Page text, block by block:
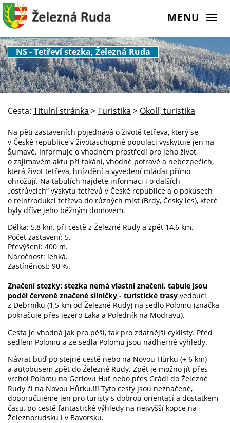
MENU
NS - Tetřeví stezka, Železná Ruda
Cesta: Titulní stránka >Turistika > Okolí, turistika
Na pěti zastaveních pojednává o životě tetřeva, který se
v České republice v životaschopné populaci vyskytuje jen na
Šumavě. Informuje o vhodném prostředí pro jeho život,
o zajímavém aktu při tokání, vhodné potravě a nebezpečích,
která život tetřeva, hnízdění a vyvedení mláďat přímo
ohrožují. Na tabulích najdete informaci i o dalších
„ostrůvcích“ výskytu tetřevů v České republice a o pokusech
o reintrodukci tetřeva do různých míst (Brdy, Český les), které
byly dříve jeho běžným domovem.
Délka: 5,8 km, při cestě z Železné Rudy a zpět 14,6 km.
Počet zastavení: 5.
Převýšení: 400 m.
Náročnost: lehká.
Zastíněnost: 90 %.
Značení stezky: stezka nemá vlastní značení, tabule jsou
podél červeně značené silničky - turistické trasy vedoucí
z Debrníku (1,5 km od Železné Rudy) na sedlo Polomu (značka
pokračuje přes jezero Laka a Poledník na Modravu).
Cesta je vhodná jak pro pěší, tak pro zdatnější cyklisty. Před
sedlem Polomu a ze sedla Polomu jsou nádherné výhledy.
Návrat buď po stejné cestě nebo na Novou Hůrku (+ 6 km)
a autobusem zpět do Železné Rudy. Zpět je možno jít přes
vrchol Polomu na Gerlovu Huť nebo přes Grádl do Železné
Rudy či na Novou Hůrku.!!! Tyto cesty jsou neznačené,
doporučujeme jen pro turisty s dobrou orientací a dostatkem
času, po cestě fantastické výhledy na nejvyšší kopce na
Železnorudsku i v Bavorsku.